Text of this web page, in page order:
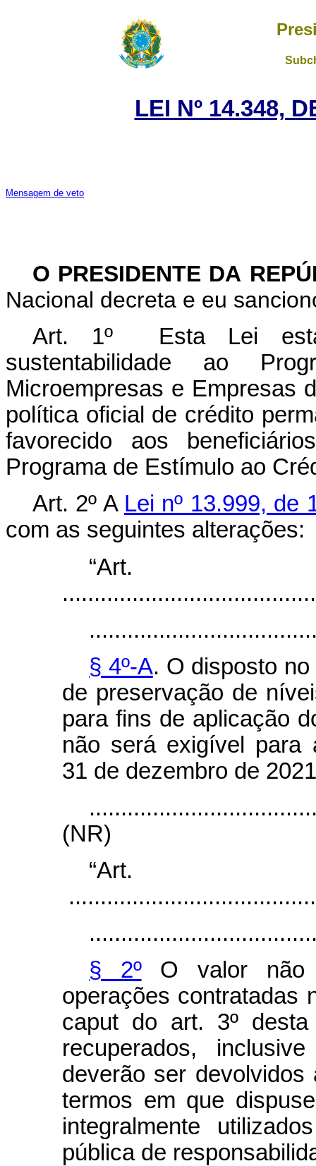
LEI Nº 14.348,
Mensagem de veto
O PRESIDENTE DA
Nacional decreta e eu
Art. 1º Esta Lei
sustentabilidade ao
Microempresas e Empresas
política oficial de crédito
favorecido aos
Programa de Estímulo ao
Art. 2º A Lei nº 13.999, de
com as seguintes alterações:
§ 4º-A. O disposto no
de preservação de
para fins de aplicação
não será exigível para
31 de dezembro de
(NR)
§ 2ºO valor não
operações contratadas
caput do art. 3º
recuperados,
deverão ser
termos em que
integralmente
pública de